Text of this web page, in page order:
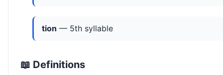
tion — 5th syllable
📖 Definitions